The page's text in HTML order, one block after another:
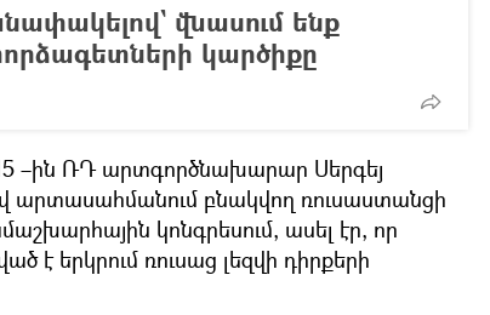
վնասում ենք
կարծիքը
–ին ՌԴ արտգործնախարար Սերգեյ
արտասահմանում բնակվող ռուսաստանցի
կոնգրեսում, ասել էր, որ
է երկրում ռուսաց լեզվի դիրքերի